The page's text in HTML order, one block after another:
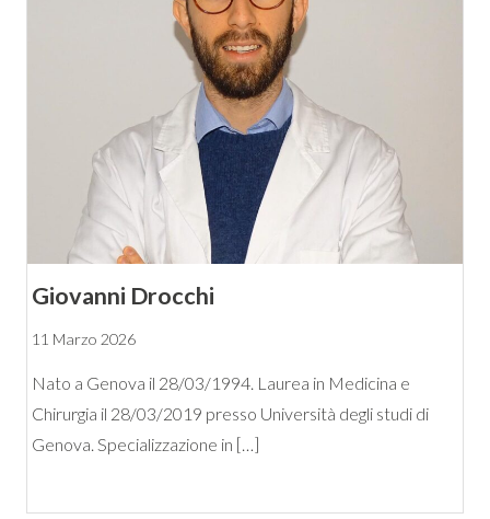
Giovanni Drocchi
11 Marzo 2026
Nato a Genova il 28/03/1994. Laurea in Medicina e
Chirurgia il 28/03/2019 presso Università degli studi di
Genova. Specializzazione in […]